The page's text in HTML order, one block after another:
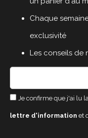
Chaque
exclusivité
Les conseils de
Je confirme que j'ai lu la
lettre d'information et